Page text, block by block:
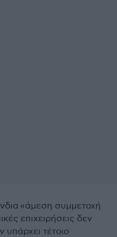
«άμεση συμμετοχή
επιχειρήσεις δεν
υπάρχει τέτοιο